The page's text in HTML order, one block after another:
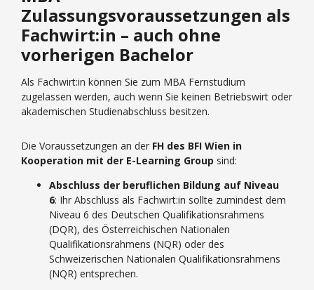
Zulassungsvoraussetzungen als
Fachwirt:in – auch ohne
vorherigen Bachelor
Als Fachwirt:in können Sie zum MBA Fernstudium
zugelassen werden, auch wenn Sie keinen Betriebswirt oder
akademischen Studienabschluss besitzen.
Die Voraussetzungen an der FH des BFI Wien in
Kooperation mit der E-Learning Group sind:
Abschluss der beruflichen Bildung auf Niveau
6: Ihr Abschluss als Fachwirt:in sollte zumindest dem
Niveau 6 des Deutschen Qualifikationsrahmens
(DQR), des Österreichischen Nationalen
Qualifikationsrahmens (NQR) oder des
Schweizerischen Nationalen Qualifikationsrahmens
(NQR) entsprechen.